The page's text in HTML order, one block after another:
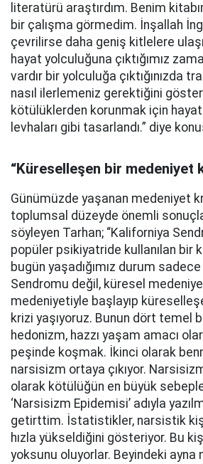
literatürü araştırdım. Benim
bir çalışma görmedim. İnşallah
çevrilirse daha geniş kitlelere
hayat yolculuğuna çıktığımız
vardır bir yolculuğa çıktığınızda
nasıl ilerlemeniz gerektiğini
kötülüklerden korunmak için
levhaları gibi tasarlandı.” diye
“Küreselleşen bir medeniyet
Günümüzde yaşanan medeniyet
toplumsal düzeyde önemli
söyleyen Tarhan; “Kaliforniya
popüler psikiyatride kullanılan bir
bugün yaşadığımız durum
Sendromu değil, küresel
medeniyetiyle başlayıp
krizi yaşıyoruz. Bunun dört temel
hedonizm, hazzı yaşam amacı
peşinde koşmak. İkinci olarak
narsisizm ortaya çıkıyor.
olarak kötülüğün en büyük
‘Narsisizm Epidemisi’ adıyla
getirttim. İstatistikler, narsistik
hızla yükseldiğini gösteriyor. Bu
yoksunu oluyorlar. Beyindeki ayna